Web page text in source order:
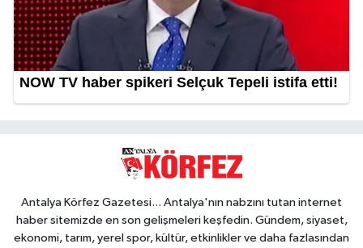
Antalya Körfez Gazetesi... Antalya'nın nabzını tutan internet
haber sitemizde en son gelişmeleri keşfedin. Gündem, siyaset,
ekonomi, tarım, yerel spor, kültür, etkinlikler ve daha fazlasından